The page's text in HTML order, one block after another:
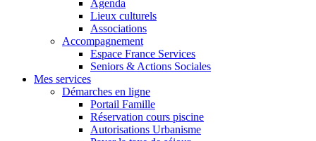
Agenda
Lieux culturels
Associations
Accompagnement
Espace France Services
Seniors & Actions Sociales
Mes services
Démarches en ligne
Portail Famille
Réservation cours piscine
Autorisations Urbanisme